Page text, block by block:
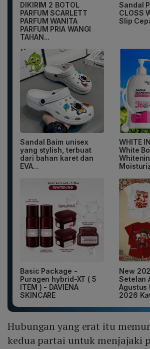
DIKIRIM 2 BOTOL
PARFUM SCARLETT
PARFUM WANITA
PARFUM PRIA WANGI
TAHAN...
Sandal
CLOSS
Slip
Sandal Baim unisex
yang stylish, terbuat
dari bahan karet dan
EVA...
WHITE
White
Basic Package -
Puragen hybrid-XT ( 5
ITEM ) - DAVIENA
SKINCARE
New
Setelan
Agustus
2026
Hubungan yang erat itu
kedua partai untuk menjajaki